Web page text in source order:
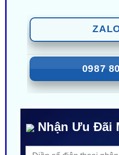
0987
Nhận Ưu Đãi